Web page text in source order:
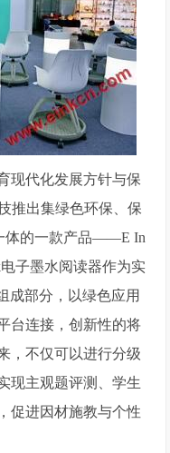
代化发展方针与保
推出集绿色环保、保
体的一款产品——E In
子墨水阅读器作为实
成部分，以绿色应用
台连接，创新性的将
，不仅可以进行分级
现主观题评测、学生
促进因材施教与个性